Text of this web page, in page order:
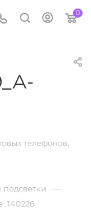
0
телефонов,
—